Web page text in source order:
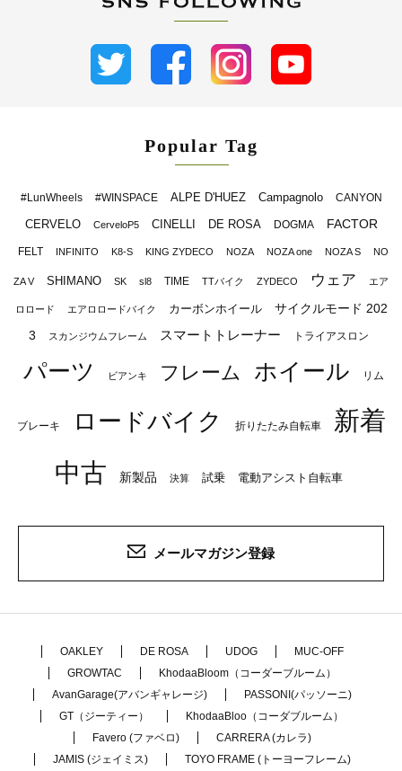
Popular Tag
#LunWheels #WINSPACE ALPE D'HUEZ Campagnolo CANYON
CERVELO CerveloP5 CINELLI DE ROSA DOGMA FACTOR
FELT INFINITO K8-S KING ZYDECO NOZA NOZA one NOZA S NO
ZA V SHIMANO SK sl8 TIME TTバイク ZYDECO ウェア エア
ロロード エアロロードバイク カーボンホイール
サイクルモード 202
3
スカンジウムフレーム スマートトレーナー トライアスロン
パーツ ビアンキ フレーム ホイール リム
ブレーキ ロードバイク 折りたたみ自転車
新着
中古
新製品 決算 試乗 電動アシスト自転車
メールマガジン登録
OAKLEY DE ROSA UDOG
MUC-OFF
GROWTAC
KhodaaBloom（コーダーブルーム）
AvanGarage(アバンギャレージ)
PASSONI(パッソーニ)
GT（ジーティー）
KhodaaBloo（コーダブルーム）
Favero (ファベロ)
CARRERA (カレラ)
JAMIS (ジェイミス)
TOYO FRAME (トーヨーフレーム)